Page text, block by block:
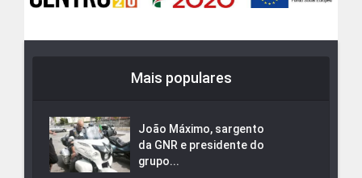
Mais populares
João Máximo, sargento
da GNR e presidente do
grupo...